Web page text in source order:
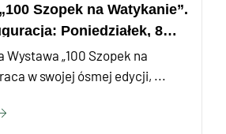
Szopek na Watykanie”.
Poniedziałek, 8
Wystawa „100 Szopek na
w swojej ósmej edycji, ...